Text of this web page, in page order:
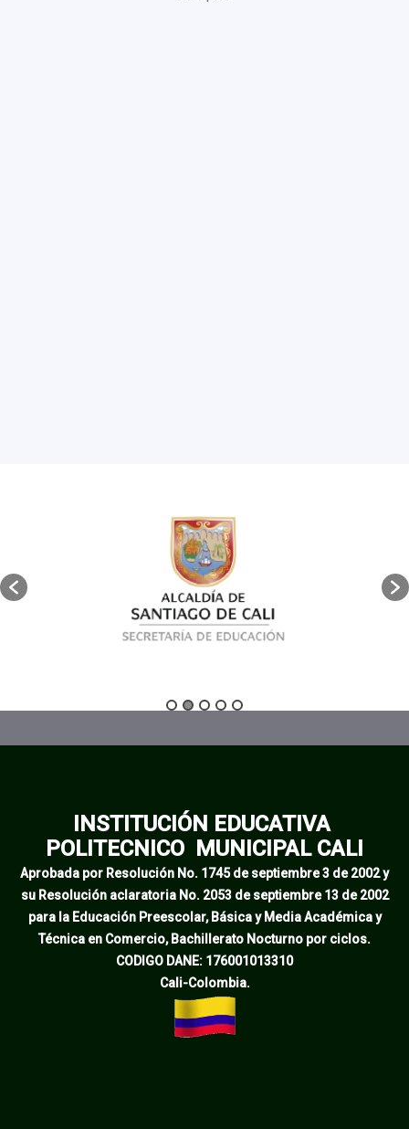
INSTITUCIÓN EDUCATIVA
POLITECNICO MUNICIPAL CALI
Aprobada por Resolución No. 1745 de septiembre 3 de 2002 y
su Resolución aclaratoria No. 2053 de septiembre 13 de 2002
para la Educación Preescolar, Básica y Media Académica y
Técnica en Comercio, Bachillerato Nocturno por ciclos.
CODIGO DANE: 176001013310
Cali-Colombia.